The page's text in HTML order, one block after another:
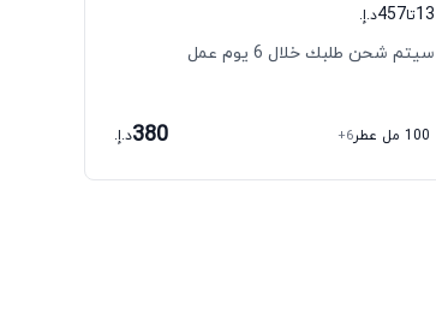
13تا457د.إ.
سيتم شحن طلبك خلال 6 يوم عمل
100 مل عطر +6
380د.إ.